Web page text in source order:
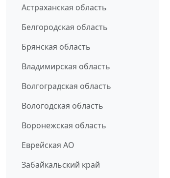
Астраханская область
Белгородская область
Брянская область
Владимирская область
Волгоградская область
Вологодская область
Воронежская область
Еврейская АО
Забайкальский край